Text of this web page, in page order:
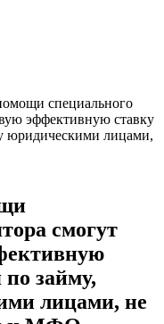
специального
эффективную ставку
юридическими лицами,
смогут
по займу,
лицами, не